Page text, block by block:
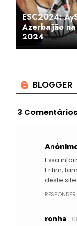
ESC2024:
Azerbaijão na
2024
3 Comentários
Essa
Enfim,
deste
RESPONDER
ronha